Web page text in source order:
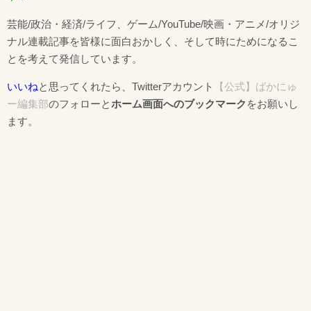
芸能/政治・経済/ライフ、ゲーム/YouTube/映画・アニメ/オリジ
ナル連載記事を皆様に面白おかしく、そして時にためになるこ
とを考えて発信しています。
いいねと思ってくれたら、Twitterアカウント
【公式】ばかにゅ
ー編集部のフォローとホーム画面へのブックマーク をお願いし
ます。